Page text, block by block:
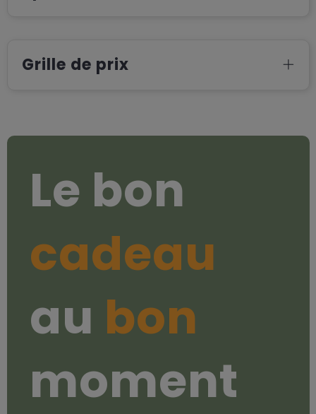
Grille de prix
Le bon
cadeau
au bon
moment